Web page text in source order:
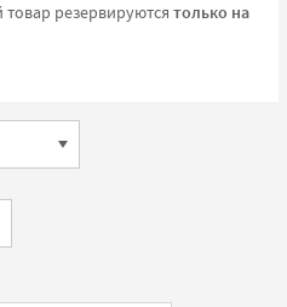
резервируются только на